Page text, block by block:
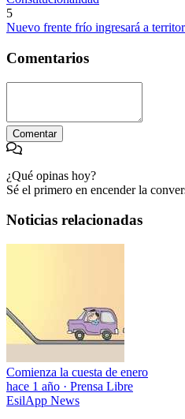
5
Nuevo frente frío ingresará a
Comentarios
Comentar
¿Qué opinas hoy?
Sé el primero en encender la
Noticias relacionadas
Comienza la cuesta de enero
hace 1 año · Prensa Libre
EsilApp News